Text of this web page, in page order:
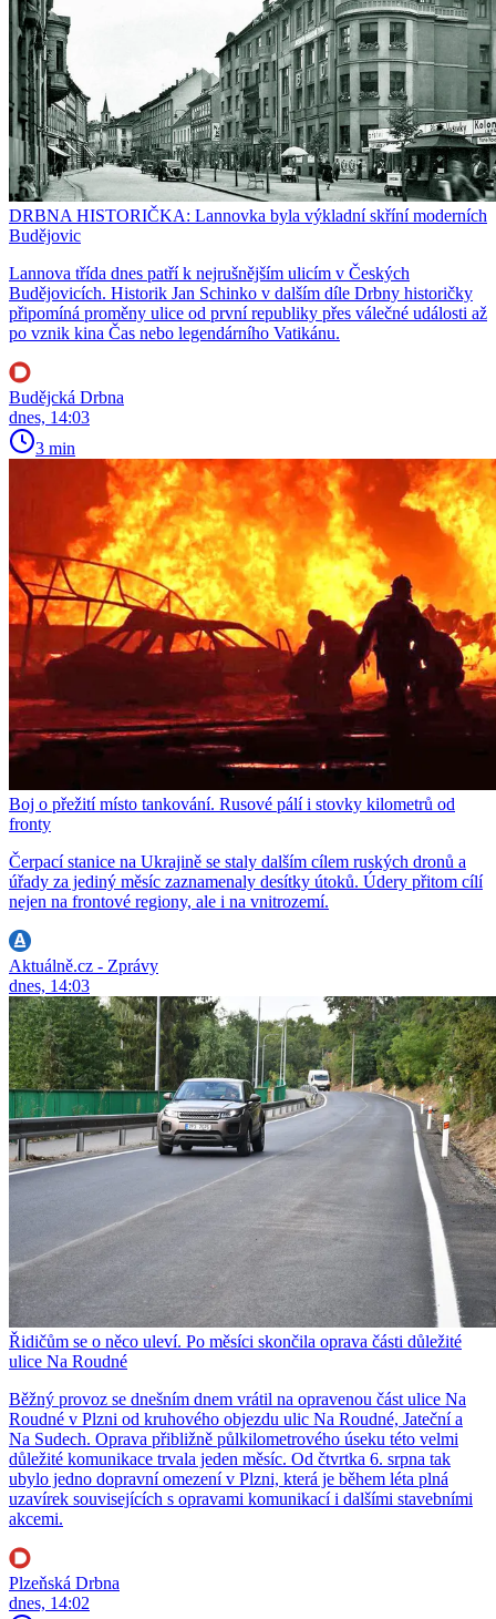
DRBNA HISTORIČKA: Lannovka byla výkladní skříní moderních
Budějovic
Lannova třída dnes patří k nejrušnějším ulicím v Českých
Budějovicích. Historik Jan Schinko v dalším díle Drbny historičky
připomíná proměny ulice od první republiky přes válečné události až
po vznik kina Čas nebo legendárního Vatikánu.
Budějcká Drbna
dnes, 14:03
3 min
Boj o přežití místo tankování. Rusové pálí i stovky kilometrů od
fronty
Čerpací stanice na Ukrajině se staly dalším cílem ruských dronů a
úřady za jediný měsíc zaznamenaly desítky útoků. Údery přitom cílí
nejen na frontové regiony, ale i na vnitrozemí.
Aktuálně.cz - Zprávy
dnes, 14:03
Řidičům se o něco uleví. Po měsíci skončila oprava části důležité
ulice Na Roudné
Běžný provoz se dnešním dnem vrátil na opravenou část ulice Na
Roudné v Plzni od kruhového objezdu ulic Na Roudné, Jateční a
Na Sudech. Oprava přibližně půlkilometrového úseku této velmi
důležité komunikace trvala jeden měsíc. Od čtvrtka 6. srpna tak
ubylo jedno dopravní omezení v Plzni, která je během léta plná
uzavírek souvisejících s opravami komunikací i dalšími stavebními
akcemi.
Plzeňská Drbna
dnes, 14:02